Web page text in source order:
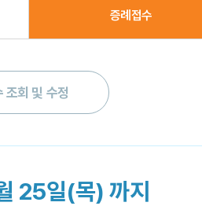
증례접수
조회 및 수정
25일(목) 까지